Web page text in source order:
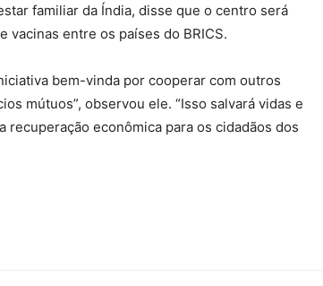
familiar da Índia, disse que o centro será
vacinas entre os países do BRICS.
bem-vinda por cooperar com outros
mútuos”, observou ele. “Isso salvará vidas e
econômica para os cidadãos dos